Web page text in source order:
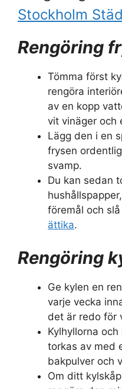
Stockholm
Rengöring
Tömma först
rengöra
av en kopp
vit vinäger och
Lägg den i en
frysen
svamp.
Du kan sedan
föremål och
ättika.
Rengöring
Ge kylen en
varje vecka
det är redo för
Kylhyllorna
torkas av med
bakpulver och
Om ditt